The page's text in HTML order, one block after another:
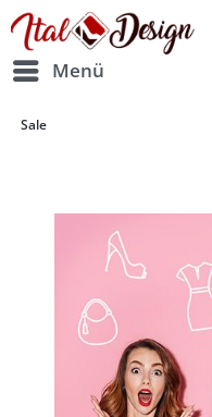
Zur Hauptnavigation springen
Menü
Sale